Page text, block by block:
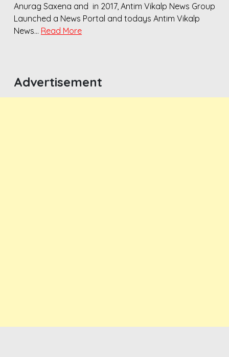
Anurag Saxena and in 2017, Antim Vikalp News Group
Launched a News Portal and todays Antim Vikalp
News… Read More
Advertisement